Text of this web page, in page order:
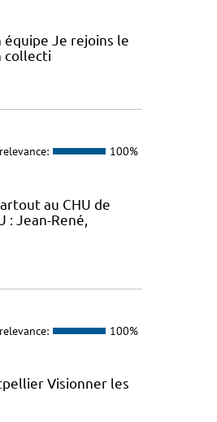
Je rejoins le
collecti
relevance: 100%
au CHU de
: Jean-René,
relevance: 100%
Visionner les